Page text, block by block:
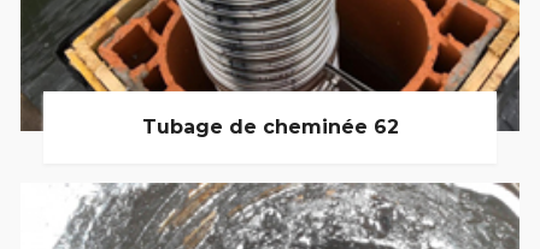
Tubage de cheminée 62